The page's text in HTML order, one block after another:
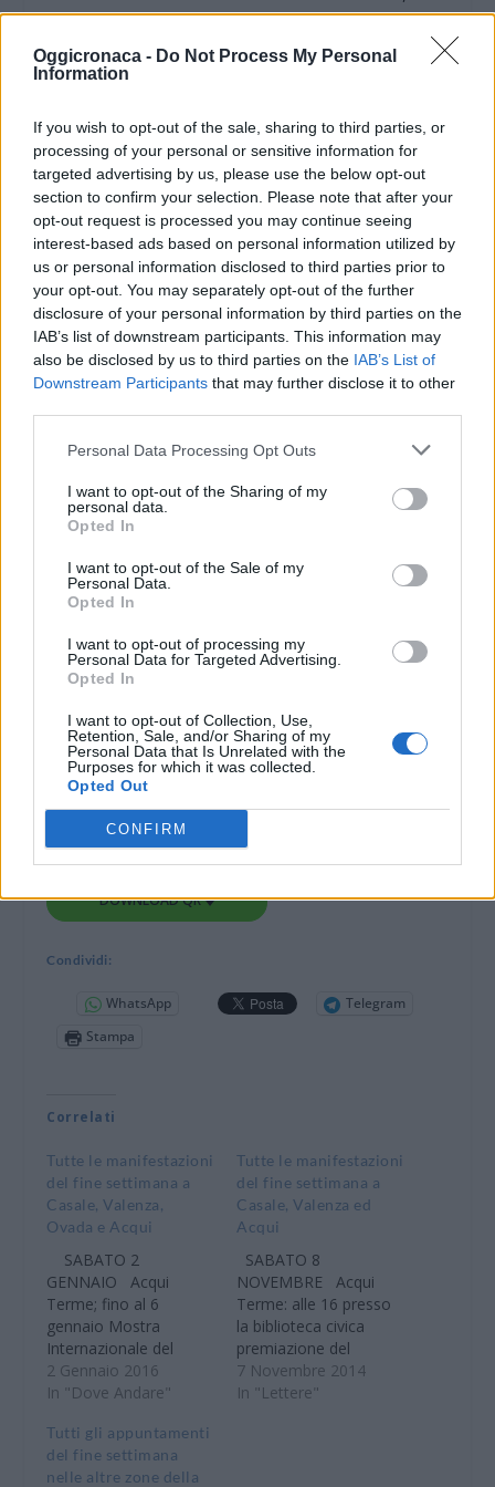
Oggicronaca - Do Not Process My Personal
Information
If you wish to opt-out of the sale, sharing to third parties, or
processing of your personal or sensitive information for
targeted advertising by us, please use the below opt-out
section to confirm your selection. Please note that after your
opt-out request is processed you may continue seeing
interest-based ads based on personal information utilized by
us or personal information disclosed to third parties prior to
your opt-out. You may separately opt-out of the further
disclosure of your personal information by third parties on the
IAB’s list of downstream participants. This information may
also be disclosed by us to third parties on the IAB’s List of
Downstream Participants that may further disclose it to other
Personal Data Processing Opt Outs
I want to opt-out of the Sharing of my
personal data.
Opted In
I want to opt-out of the Sale of my
Personal Data.
Opted In
I want to opt-out of processing my
Personal Data for Targeted Advertising.
Opted In
I want to opt-out of Collection, Use,
Retention, Sale, and/or Sharing of my
Personal Data that Is Unrelated with the
Purposes for which it was collected.
Opted Out
CONFIRM
Info biglietti:
www.teatroregionalealessandrino.it. Lo
spettacolo sarà preceduto alle 18 da un incontro
quotidiano “La Stampa”.
Murisengo: “44a Fiera Nazionale del Tartufo
“Trifola d’Or” Appuntamento nel borgo antico
con la celebre kermesse gastronomica dedicata
ai tartufi, che si apre alle 8 e prevede sfilate in
costumi storici, dimostrazioni di falconeria,
animazione itinerante e la premiazione dei
migliori esemplari di Tuber Magnatum Pico. Alle
12,45 al Centro Sportivo: “Pasto del Trifolau”
(costo 26 € – prenotazioni al n. 0141-993041).
18 novembre 2011
DOWNLOAD QR 🠋
Condividi:
WhatsApp
Telegram
Stampa
Correlati
Tutte le manifestazioni
del fine settimana a
Casale, Valenza,
Ovada e Acqui
SABATO 2
GENNAIO Acqui
Terme; fino al 6
gennaio Mostra
Internazionale del
Presepio Orario di
apertura feriali 16.00-
19.00 Presso il
Movicentro in via
Alessandria Info
2 Gennaio 2016
In "Dove Andare"
Tutte le manifestazioni
del fine settimana a
Casale, Valenza ed
Acqui
SABATO 8
NOVEMBRE Acqui
Terme: alle 16 presso
la biblioteca civica
premiazione del
concorso Un Poster
per la Pace. Acqui
7 Novembre 2014
In "Lettere"
Tutti gli appuntamenti
del fine settimana
nelle altre zone della